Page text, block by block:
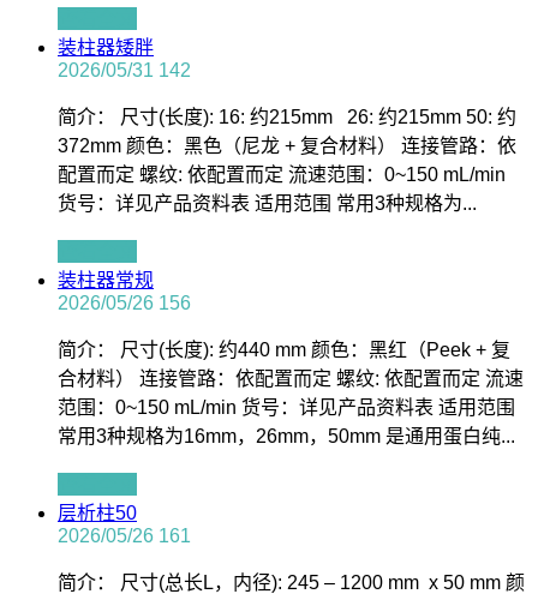
装柱器矮胖
2026/05/31 142
简介： 尺寸(长度): 16: 约215mm 26: 约215mm 50: 约
372mm 颜色：黑色（尼龙 + 复合材料） 连接管路：依
配置而定 螺纹: 依配置而定 流速范围：0~150 mL/min
货号：详见产品资料表 适用范围 常用3种规格为...
装柱器常规
2026/05/26 156
简介： 尺寸(长度): 约440 mm 颜色：黑红（Peek + 复
合材料） 连接管路：依配置而定 螺纹: 依配置而定 流速
范围：0~150 mL/min 货号：详见产品资料表 适用范围
常用3种规格为16mm，26mm，50mm 是通用蛋白纯...
层析柱50
2026/05/26 161
简介： 尺寸(总长L，内径): 245 – 1200 mm x 50 mm 颜